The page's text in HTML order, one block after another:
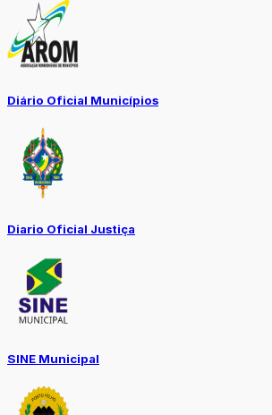
Diário Oficial Municípios
Diario Oficial Justiça
SINE Municipal